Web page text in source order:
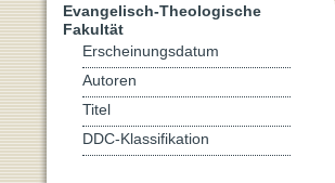
Evangelisch-Theologische
Fakultät
Erscheinungsdatum
Autoren
Titel
DDC-Klassifikation